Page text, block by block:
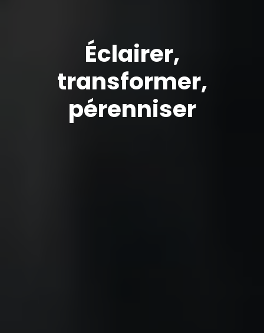
Éclairer,
transformer,
pérenniser